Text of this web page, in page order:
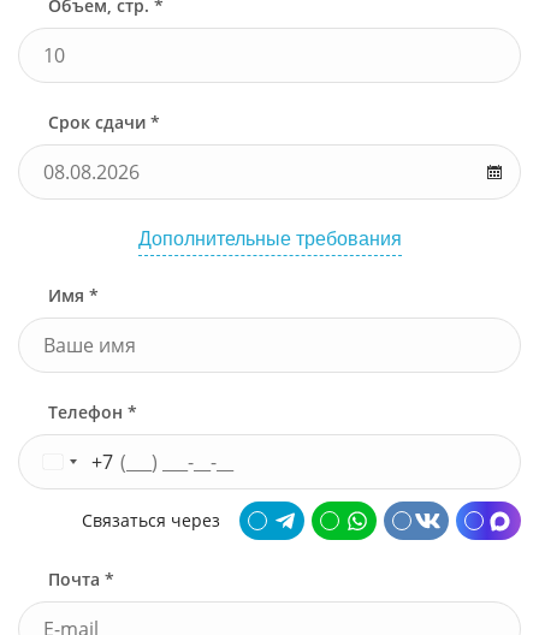
Объем, стр. *
Срок сдачи *
Дополнительные требования
Имя *
Телефон *
+7
Связаться через
Почта *